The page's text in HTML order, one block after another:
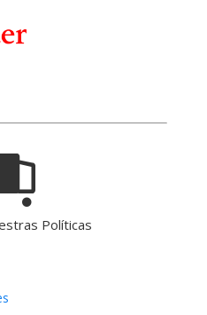
Políticas